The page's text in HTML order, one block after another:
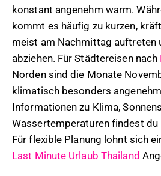
konstant angenehm warm.
kommt es häufig zu kurzen,
meist am Nachmittag auftreten
abziehen. Für Städtereisen nach
Norden sind die Monate
klimatisch besonders
Informationen zu Klima,
Wassertemperaturen findest du
Für flexible Planung lohnt sich
Last Minute Urlaub Thailand